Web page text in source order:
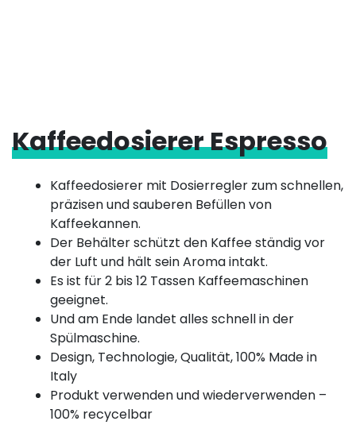
Kaffeedosierer Espresso
Kaffeedosierer mit Dosierregler zum schnellen,
präzisen und sauberen Befüllen von
Kaffeekannen.
Der Behälter schützt den Kaffee ständig vor
der Luft und hält sein Aroma intakt.
Es ist für 2 bis 12 Tassen Kaffeemaschinen
geeignet.
Und am Ende landet alles schnell in der
Spülmaschine.
Design, Technologie, Qualität, 100% Made in
Italy
Produkt verwenden und wiederverwenden –
100% recycelbar